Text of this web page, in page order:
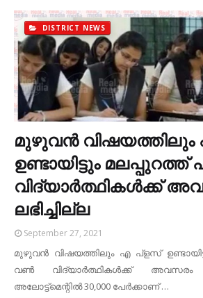
DISTRICT NEWS
മുഴുവൻ
ഉണ്ടായിട്ടും
വിദ്യാർത്ഥികൾക്ക്
ലഭിച്ചില്ല
September 27, 2021
മുഴുവൻ വിഷയത്തിലും എ പ്ളസ്
വൺ വിദ്യാർത്ഥികൾക്ക് അവസരം
അലോട്ട്മെന്റില്‍ 30,000 പേര്‍ക്കാണ് …